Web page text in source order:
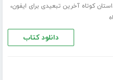
کوتاه آخرین تبعیدی برای ایفون،
دانلود کتاب